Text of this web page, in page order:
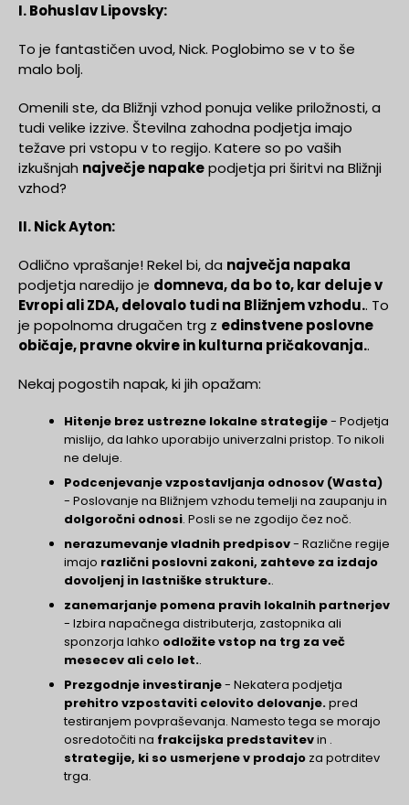
I. Bohuslav Lipovsky:
To je fantastičen uvod, Nick. Poglobimo se v to še
malo bolj.
Omenili ste, da Bližnji vzhod ponuja velike priložnosti, a
tudi velike izzive. Številna zahodna podjetja imajo
težave pri vstopu v to regijo. Katere so po vaših
izkušnjah največje napakepodjetja pri širitvi na Bližnji
vzhod?
II. Nick Ayton:
Odlično vprašanje! Rekel bi, da največja napaka
podjetja naredijo je domneva, da bo to, kar deluje v
Evropi ali ZDA, delovalo tudi na Bližnjem vzhodu.. To
je popolnoma drugačen trg z edinstvene poslovne
običaje, pravne okvire in kulturna pričakovanja..
Nekaj pogostih napak, ki jih opažam:
Hitenje brez ustrezne lokalne strategije- Podjetja
mislijo, da lahko uporabijo univerzalni pristop. To nikoli
ne deluje.
Podcenjevanje vzpostavljanja odnosov (Wasta)
- Poslovanje na Bližnjem vzhodu temelji na zaupanju in
dolgoročni odnosi. Posli se ne zgodijo čez noč.
nerazumevanje vladnih predpisov- Različne regije
imajo različni poslovni zakoni, zahteve za izdajo
dovoljenj in lastniške strukture..
zanemarjanje pomena pravih lokalnih partnerjev
- Izbira napačnega distributerja, zastopnika ali
sponzorja lahko odložite vstop na trg za več
mesecev ali celo let..
Prezgodnje investiranje- Nekatera podjetja
prehitro vzpostaviti celovito delovanje.pred
testiranjem povpraševanja. Namesto tega se morajo
osredotočiti na frakcijska predstavitevin .
strategije, ki so usmerjene v prodajo za potrditev
trga.